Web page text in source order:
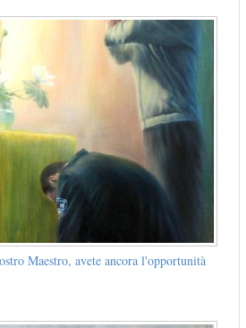
Maestro, avete ancora l'opportunità